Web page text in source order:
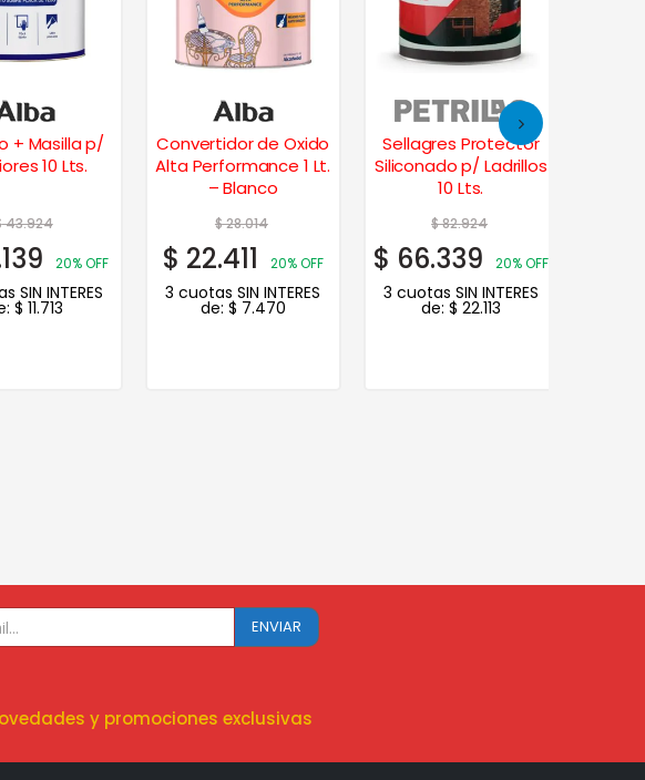
+ Masilla p/
10 Lts.
20% OFF
INTERES
$ 11.713
Convertidor de Oxido
Alta Performance 1 Lt.
– Blanco
28.014
$22.411 20% OFF
3 cuotas SIN INTERES
de:$ 7.470
Sellagres Protector
Siliconado p/ Ladrillos
10 Lts.
82.924
$66.339 20% OFF
3 cuotas SIN INTERES
de:$ 22.113
y promociones exclusivas